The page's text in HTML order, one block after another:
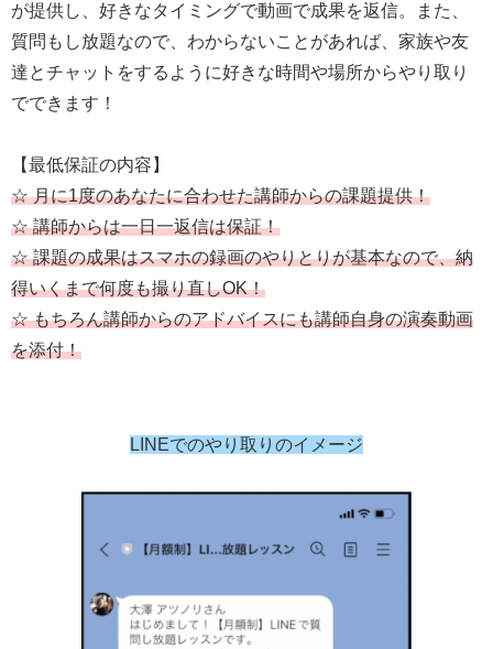
が提供し、好きなタイミングで動画で成果を返信。また、
質問もし放題なので、わからないことがあれば、家族や友
達とチャットをするように好きな時間や場所からやり取り
でできます！
【最低保証の内容】
☆ 月に1度のあなたに合わせた講師からの課題提供！
☆ 講師からは一日一返信は保証！
☆ 課題の成果はスマホの録画のやりとりが基本なので、納
得いくまで何度も撮り直しOK！
☆ もちろん講師からのアドバイスにも講師自身の演奏動画
を添付！
LINEでのやり取りのイメージ